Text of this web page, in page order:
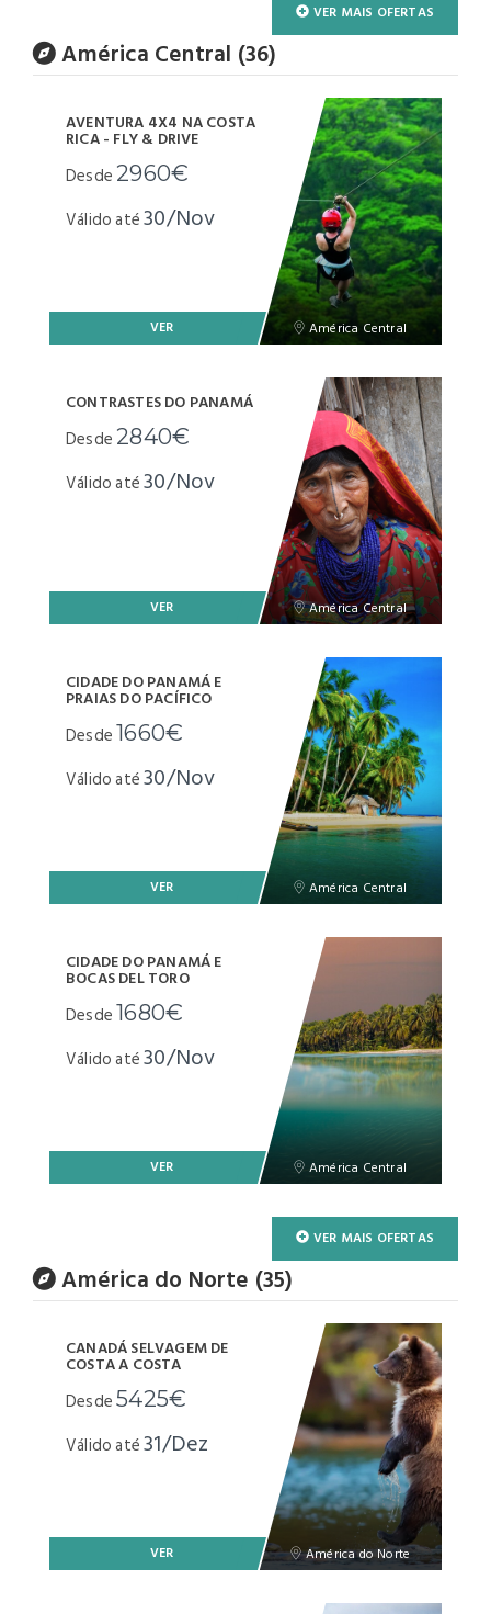
VER MAIS OFERTAS
América Central (36)
América Central
AVENTURA 4X4 NA COSTA
RICA - FLY & DRIVE
Desde 2960€
Válido até30/Nov
VER
América Central
CONTRASTES DO PANAMÁ
Desde 2840€
Válido até30/Nov
VER
América Central
CIDADE DO PANAMÁ E
PRAIAS DO PACÍFICO
Desde1660€
Válido até30/Nov
VER
América Central
CIDADE DO PANAMÁ E
BOCAS DEL TORO
Desde1680€
Válido até30/Nov
VER
VER MAIS OFERTAS
América do Norte (35)
América do Norte
CANADÁ SELVAGEM DE
COSTA A COSTA
Desde5425€
Válido até31/Dez
VER